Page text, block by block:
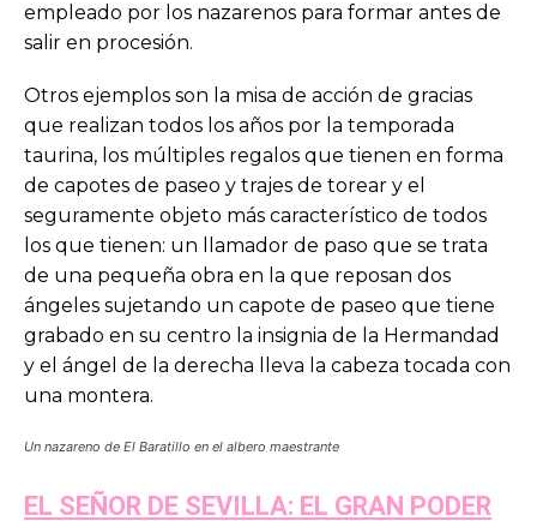
empleado por los nazarenos para formar antes de
salir en procesión.
Otros ejemplos son la misa de acción de gracias
que realizan todos los años por la temporada
taurina, los múltiples regalos que tienen en forma
de capotes de paseo y trajes de torear y el
seguramente objeto más característico de todos
los que tienen: un llamador de paso que se trata
de una pequeña obra en la que reposan dos
ángeles sujetando un capote de paseo que tiene
grabado en su centro la insignia de la Hermandad
y el ángel de la derecha lleva la cabeza tocada con
una montera.
Un nazareno de El Baratillo en el albero maestrante
EL SEÑOR DE SEVILLA: EL GRAN PODER